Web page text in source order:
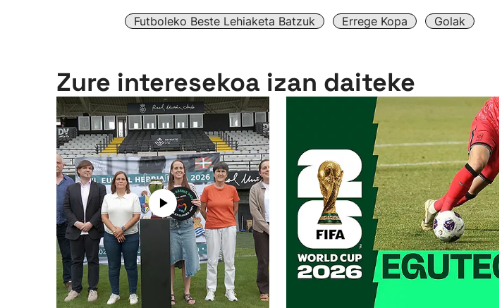
Futboleko Beste Lehiaketa Batzuk Errege Kopa Golak
Zure interesekoa izan daiteke